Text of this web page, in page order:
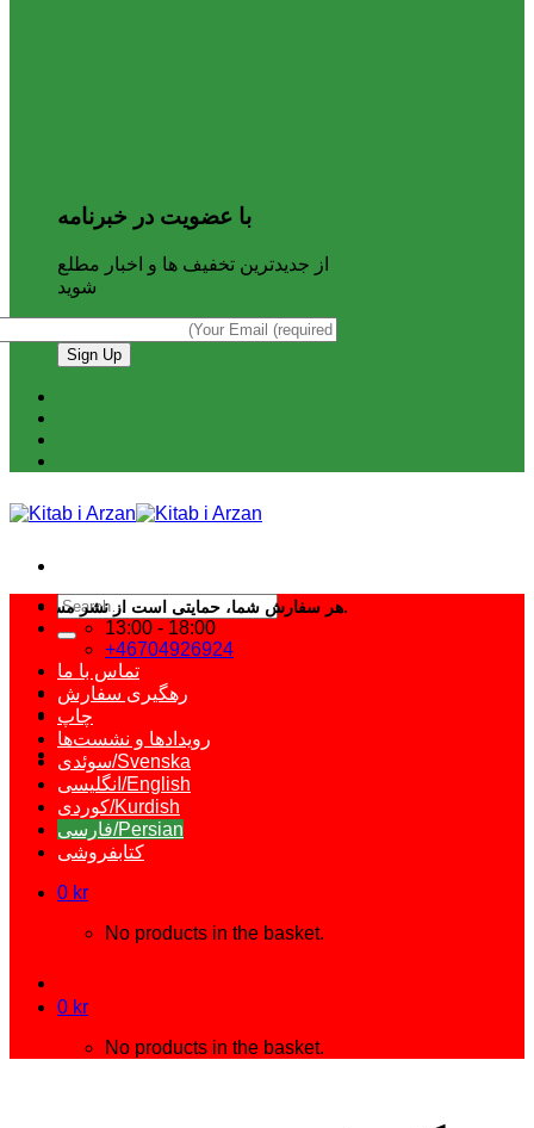
با عضویت در خبرنامه
از جدیدترین تخفیف ها و اخبار مطلع
شوید
هر سفارش شما، حمایتی است از نشر مستقل و آزاد کتاب فارسی.
13:00 - 18:00
+46704926924
Search
for:
تماس با ما
رهگیری سفارش
چاپ
رویدادها و نشست‌ها
سوئدی/Svenska
انگلیسی/English
کوردی/Kurdish
فارسی/Persian
کتابفروشی
0 kr
No products in the basket.
0 kr
No products in the basket.